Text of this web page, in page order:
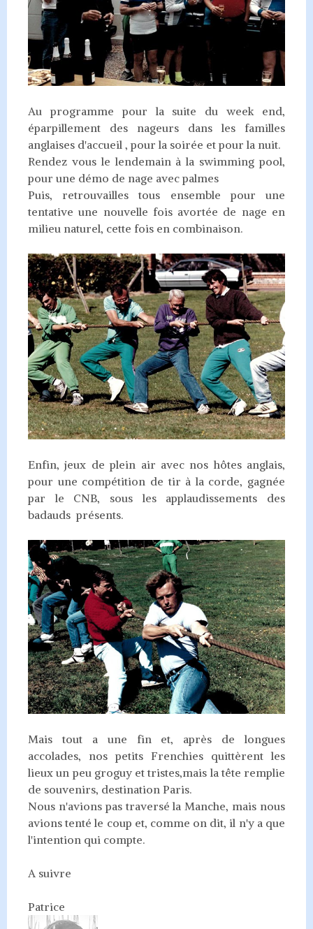
Au programme pour la suite du week end,
éparpillement des nageurs dans les familles
anglaises d'accueil , pour la soirée et pour la nuit.
Rendez vous le lendemain à la swimming pool,
pour une démo de nage avec palmes
Puis, retrouvailles tous ensemble pour une
tentative une nouvelle fois avortée de nage en
milieu naturel, cette fois en combinaison.
Enfin, jeux de plein air avec nos hôtes anglais,
pour une compétition de tir à la corde, gagnée
par le CNB, sous les applaudissements des
badauds présents.
Mais tout a une fin et, après de longues
accolades, nos petits Frenchies quittèrent les
lieux un peu groguy et tristes,mais la tête remplie
de souvenirs, destination Paris.
Nous n'avions pas traversé la Manche, mais nous
avions tenté le coup et, comme on dit, il n'y a que
l'intention qui compte.
A suivre
Patrice